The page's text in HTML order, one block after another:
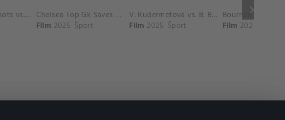
keyboard_arrow_right
Liverpool Top Shots vs. Fulham
Chelsea Top Gk Saves vs. Crystal Palace
Film 2025 Šport
V. Kudermetova vs. B. Bencic Match Highlights - CINCINNATI_Champions Court ( August 10, 2025)
Film 2025 Šport Film 2025